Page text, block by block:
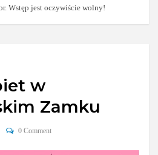
Wstęp jest oczywiście wolny!
w
Zamku
0 Comment